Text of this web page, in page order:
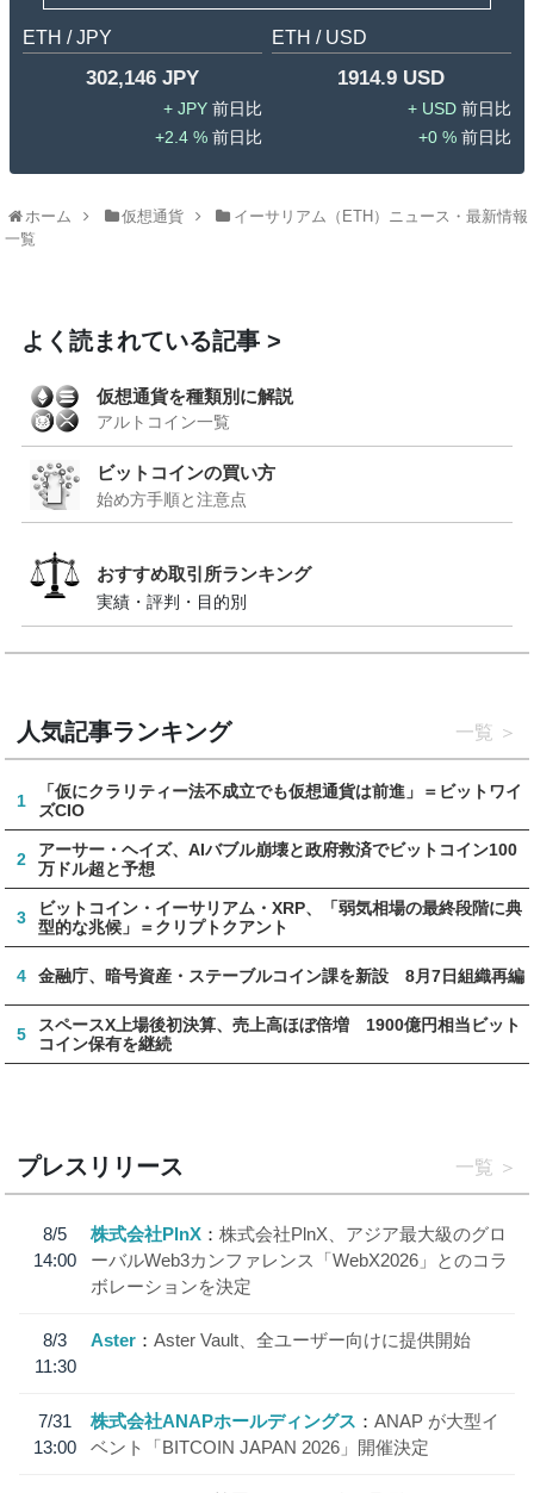
ETH / JPY
302,146 JPY
JPY
2.4 %
ETH / USD
1914.9 USD
USD
0 %
ホーム 仮想通貨
イーサリアム（ETH）ニュース・最新情報
一覧
よく読まれている記事
仮想通貨を種類別に解説
アルトコイン一覧
ビットコインの買い方
始め方手順と注意点
おすすめ取引所ランキング
実績・評判・目的別
人気記事ランキング 一覧
1
「仮にクラリティー法不成立でも仮想通貨は前進」＝ビットワイ
ズCIO
2
アーサー・ヘイズ、AIバブル崩壊と政府救済でビットコイン100
万ドル超と予想
3
ビットコイン・イーサリアム・XRP、「弱気相場の最終段階に典
型的な兆候」＝クリプトクアント
4 金融庁、暗号資産・ステーブルコイン課を新設 8月7日組織再編
5
スペースX上場後初決算、売上高ほぼ倍増 1900億円相当ビット
コイン保有を継続
プレスリリース 一覧
8/5
14:00
株式会社PlnX
株式会社PlnX、アジア最大級のグロ
ーバルWeb3カンファレンス「WebX2026」とのコラ
ボレーションを決定
8/3
11:30
Aster Aster Vault、全ユーザー向けに提供開始
7/31
13:00
株式会社ANAPホールディングス
ANAP が大型イ
ベント「BITCOIN JAPAN 2026」開催決定